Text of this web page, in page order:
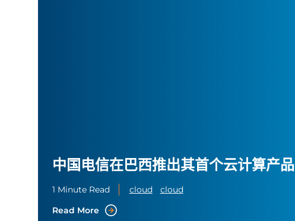
中国电信在巴西推出其首个云计算产品
1 Minute Read cloud
cloud
Read More